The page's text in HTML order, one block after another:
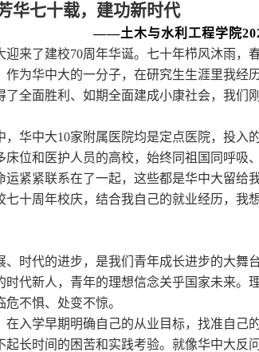
七十载，建功新时代
——土木与水利工程学院
迎来了建校70周年华诞。七十年栉风沐雨，
为华中大的一分子，在研究生生涯里我经
全面胜利、如期全面建成小康社会，我们
，华中大10家附属医院均是定点医院，投入
床位和医护人员的高校，始终同祖国同呼吸
运紧紧联系在了一起，这些都是华中大留给
七十周年校庆，结合我自己的就业经历，我
时代的进步，是我们青年成长进步的大舞
代新人，青年的理想信念关乎国家未来。
不惧、处变不惊。
入学早期明确自己的从业目标，找准自己
长时间的困苦和实践考验。就像华中大反